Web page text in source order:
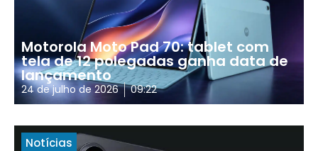
Motorola Moto Pad 70: tablet com
tela de 12 polegadas ganha data de
lançamento
24 de julho de 2026 09:22
Notícias